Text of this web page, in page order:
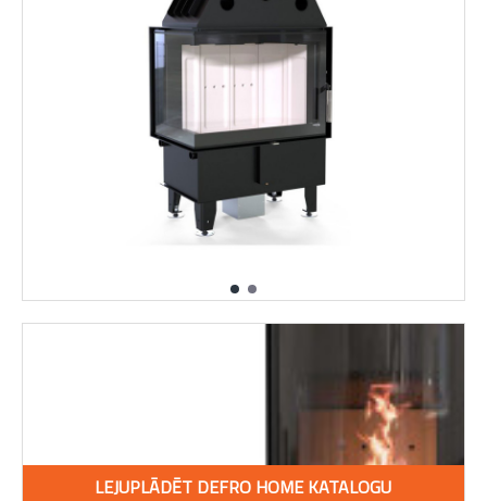
LEJUPLĀDĒT DEFRO HOME KATALOGU